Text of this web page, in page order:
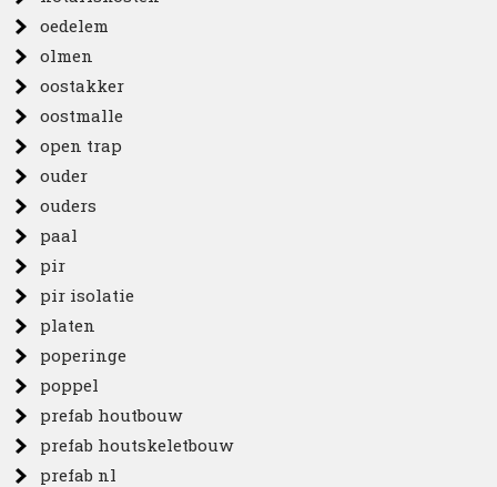
oedelem
olmen
oostakker
oostmalle
open trap
ouder
ouders
paal
pir
pir isolatie
platen
poperinge
poppel
prefab houtbouw
prefab houtskeletbouw
prefab nl